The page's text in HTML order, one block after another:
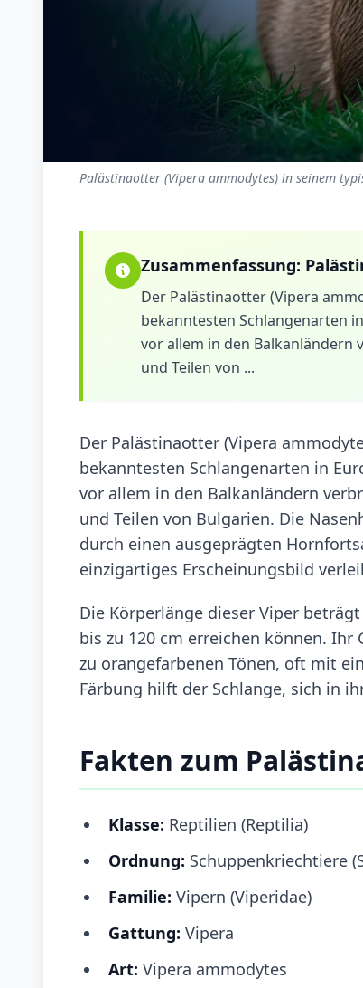
Palästinaotter (Vipera ammodytes) in seinem
Zusammenfassung:
Der Palästinaotter (Vipera
bekanntesten Schlangenarten
vor allem in den Balkanländern
und Teilen von ...
Der Palästinaotter (Vipera
bekanntesten Schlangenarten in
vor allem in den Balkanländern
und Teilen von Bulgarien. Die
durch einen ausgeprägten
einzigartiges Erscheinungsbild
Die Körperlänge dieser Viper
bis zu 120 cm erreichen können.
zu orangefarbenen Tönen, oft mit
Färbung hilft der Schlange, sich in
Fakten zum
Klasse: Reptilien (Reptilia)
Ordnung: Schuppenkriechtiere
Familie: Vipern (Viperidae)
Gattung: Vipera
Art: Vipera ammodytes